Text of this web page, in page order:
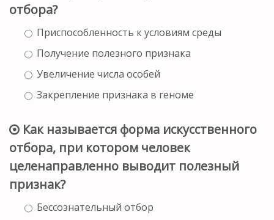
отбора?
Приспособленность к условиям среды
Получение полезного признака
Увеличение числа особей
Закрепление признака в геноме
Как называется форма искусственного
отбора, при котором человек
целенаправленно выводит полезный
признак?
Бессознательный отбор